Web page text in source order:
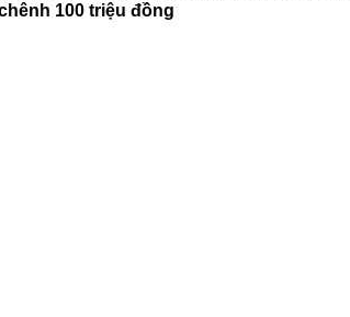
100 triệu đồng